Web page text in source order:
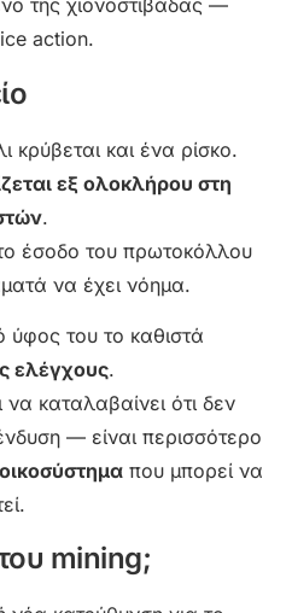
της χιονοστιβάδας —
action.
και ένα ρίσκο.
εξ ολοκλήρου στη
.
έσοδο του πρωτοκόλλου
να έχει νόημα.
ύφος του το καθιστά
ελέγχους.
καταλαβαίνει ότι δεν
— είναι περισσότερο
που μπορεί να
mining;